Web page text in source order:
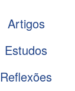
Artigos
Estudos
Reflexões